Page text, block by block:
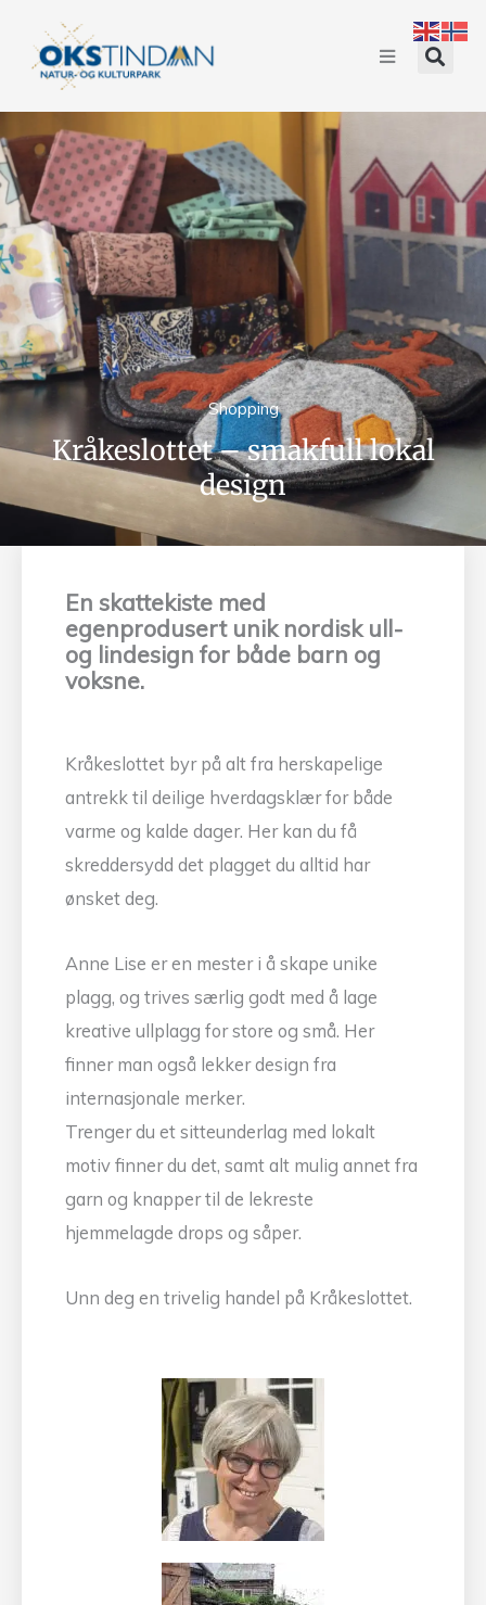
Shopping
Kråkeslottet – smakfull lokal
design
En skattekiste med
egenprodusert unik nordisk ull-
og lindesign for både barn og
voksne.
Kråkeslottet byr på alt fra herskapelige
antrekk til deilige hverdagsklær for både
varme og kalde dager. Her kan du få
skreddersydd det plagget du alltid har
ønsket deg.
Anne Lise er en mester i å skape unike
plagg, og trives særlig godt med å lage
kreative ullplagg for store og små. Her
finner man også lekker design fra
internasjonale merker.
Trenger du et sitteunderlag med lokalt
motiv finner du det, samt alt mulig annet fra
garn og knapper til de lekreste
hjemmelagde drops og såper.
Unn deg en trivelig handel på Kråkeslottet.